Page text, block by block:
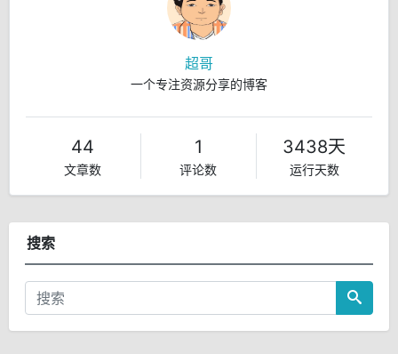
超哥
一个专注资源分享的博客
44
文章数
1
评论数
3438天
运行天数
搜索